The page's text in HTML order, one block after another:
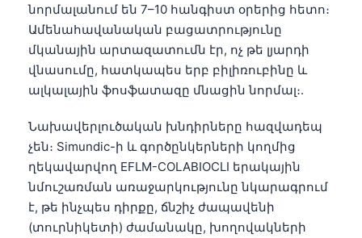
նորմալանում են 7–10 հանգիստ օրերից հետո։
Ամենահավանական բացատրությունը
մկանային արտազատումն էր, ոչ թե լյարդի
վնասումը, հատկապես երբ բիլիռուբինը և
ալկալային ֆոսֆատազը մնացին նորմալ։.
Նախավերլուծական խնդիրները հազվադեպ
չեն։ Simundic-ի և գործընկերների կողմից
ղեկավարվող EFLM-COLABIOCLI երակային
նմուշառման առաջարկությունը նկարագրում
է, թե ինչպես դիրքը, ճնշիչ ժապավենի
(տուրնիկետի) ժամանակը, խողովակների